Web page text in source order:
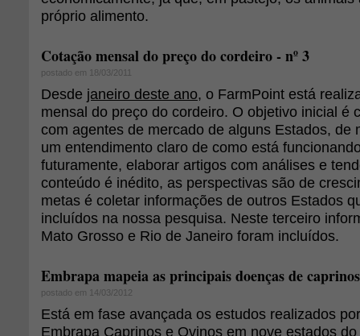
próprio alimento.
Cotação mensal do preço do cordeiro - nº 3
postado em 18/03/2011
Desde janeiro deste ano, o FarmPoint está
mensal do preço do cordeiro. O objetivo inicial é
com agentes de mercado de alguns Estados, de
um entendimento claro de como está
futuramente, elaborar artigos com análises e
conteúdo é inédito, as perspectivas são de
metas é coletar informações de outros Estados
incluídos na nossa pesquisa. Neste terceiro
Mato Grosso e Rio de Janeiro foram incluídos.
Embrapa mapeia as principais doenças de
postado em 14/03/2012
Está em fase avançada os estudos realizados
Embrapa Caprinos e Ovinos em nove estados